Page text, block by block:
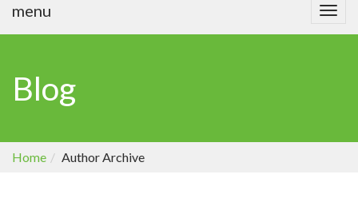
menu
Blog
Home Author Archive